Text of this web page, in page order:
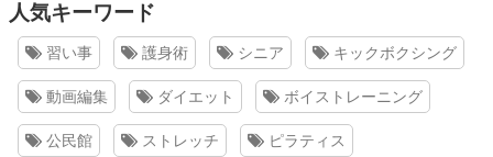
人気キーワード
習い事 護身術 シニア キックボクシング
動画編集 ダイエット ボイストレーニング
公民館 ストレッチ ピラティス